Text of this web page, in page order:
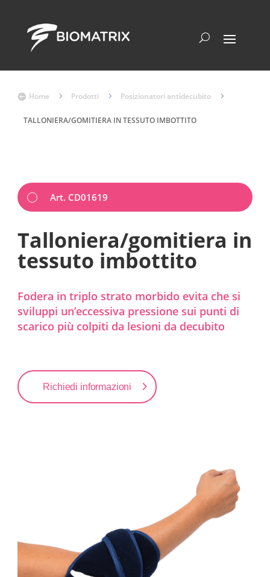
 Home 5 Prodotti 5 Posizionatori antidecubito 5
TALLONIERA/GOMITIERA IN TESSUTO IMBOTTITO
Art. CD01619
Talloniera/gomitiera in
tessuto imbottito
Fodera in triplo strato morbido evita che si
sviluppi un’eccessiva pressione sui punti di
scarico più colpiti da lesioni da decubito
Richiedi informazioni